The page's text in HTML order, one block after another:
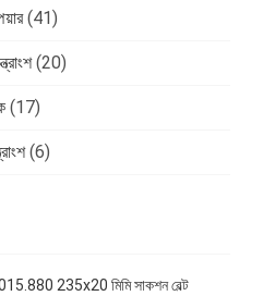
(41)
(20)
(17)
(6)
235x20 মিমি সাকশন বেল্ট